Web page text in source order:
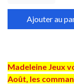
Ajouter au
Madeleine Jeux
Août, les